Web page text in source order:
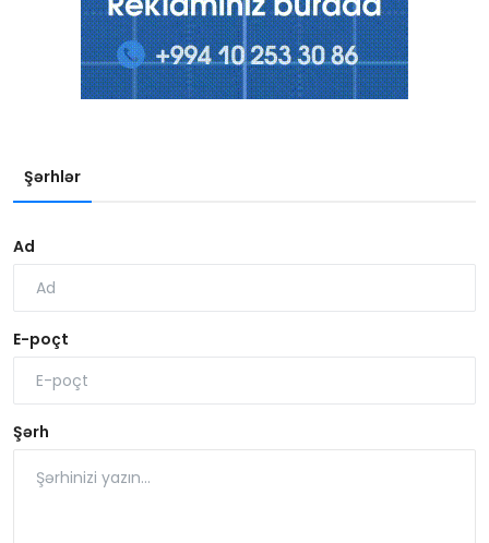
Şərhlər
Ad
E-poçt
Şərh